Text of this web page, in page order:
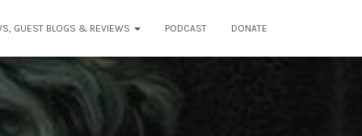
GUEST BLOGS & REVIEWS PODCAST DONATE